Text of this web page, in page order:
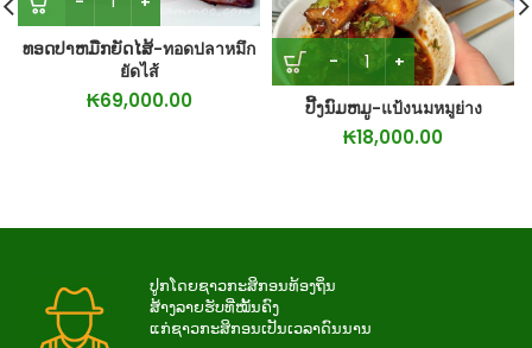
ທອດປາຫມືກຍັດໄສ້-ทอดปลาหมึก
ยัดไส้
₭69,000.00 ປີ້ງນົມຫມູ-แป้งนมหมูย่าง
₭18,000.00
ປູກໂດຍຊາວກະສິກອນທ້ອງຖິ່ນ
ສ້າງລາຍຮັບທີ່ໝັ້ນຄົງ
ແກ່ຊາວກະສິກອນເປັນເວລາດົນນານ